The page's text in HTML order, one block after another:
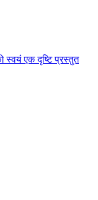
स्वयं एक दृष्टि प्रस्तुत